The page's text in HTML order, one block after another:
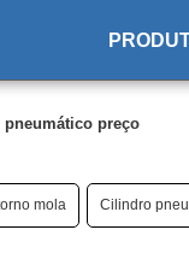
preço
mola Cilindro